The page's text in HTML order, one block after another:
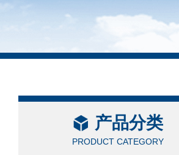
产品分类
PRODUCT CATEGORY